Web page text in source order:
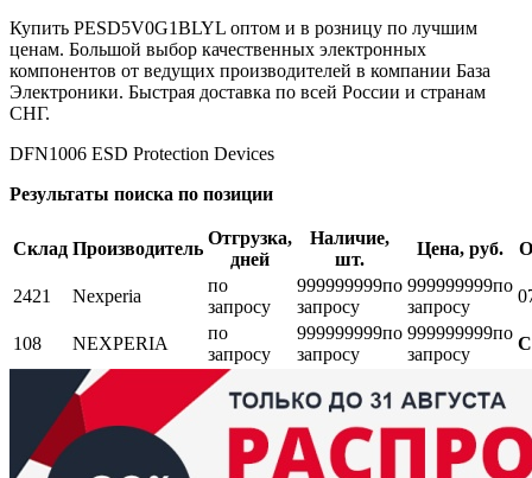
Купить PESD5V0G1BLYL оптом и в розницу по лучшим
ценам. Большой выбор качественных электронных
компонентов от ведущих производителей в компании База
Электроники. Быстрая доставка по всей России и странам
СНГ.
DFN1006 ESD Protection Devices
Результаты поиска по позиции
Склад Производитель
Отгрузка,
дней
Наличие,
шт.
Цена, руб.
2421 Nexperia
по
запросу
999999999по
запросу
999999999по
запросу
108 NEXPERIA
по
запросу
999999999по
запросу
999999999по
запросу